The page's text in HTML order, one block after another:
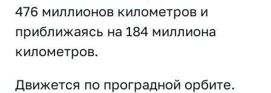
476 миллионов километров и
приближаясь на 184 миллиона
километров.
Движется по проградной орбите.